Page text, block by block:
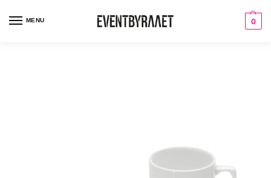
MENU 0